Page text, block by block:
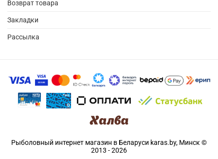
Возврат товара
Закладки
Рассылка
Рыболовный интернет магазин в Беларуси karas.by, Минск ©
2013 - 2026